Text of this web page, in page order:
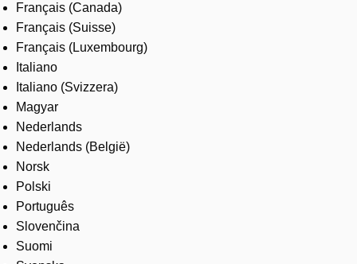
Français (Canada)
Français (Suisse)
Français (Luxembourg)
Italiano
Italiano (Svizzera)
Magyar
Nederlands
Nederlands (België)
Norsk
Polski
Português
Slovenčina
Suomi